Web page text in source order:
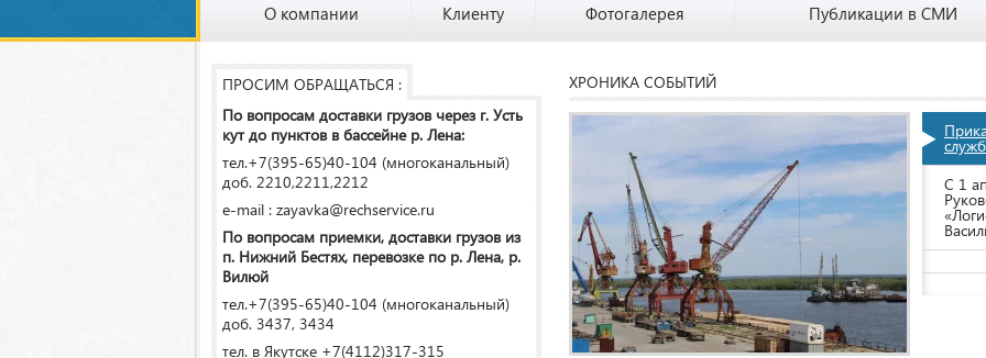
О компании Клиенту Фотогалерея Публикации в СМИ
ПРОСИМ ОБРАЩАТЬСЯ :
По вопросам доставки грузов через г. Усть
кут до пунктов в бассейне р. Лена:
тел.+7(395-65)40-104 (многоканальный)
доб. 2210,2211,2212
e-mail : zayavka@rechservice.ru
По вопросам приемки, доставки грузов из
п. Нижний Бестях, перевозке по р. Лена, р.
Вилюй
тел.+7(395-65)40-104 (многоканальный)
доб. 3437, 3434
тел. в Якутске +7(4112)317-315
ХРОНИКА СОБЫТИЙ
С 1